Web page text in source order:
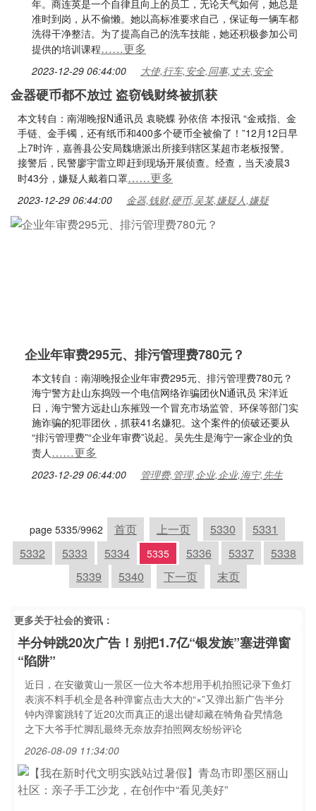
年。商连英是一个自律且向上的员工，无论天气如何，她总是
准时到岗，从不偷懒。她以高标准要求自己，保证每一辆车都
洗得干净整洁。为了提高自己的洗车技能，她还积极参加公司
提供的培训课程……更多
2023-12-29 06:44:00 大使,行车,安全,同事,丈夫,安全
金器硬币都不放过 盗窃钱财终被抓获
本文转自：南湖晚报N通讯员 袁晓蝶 孙依倍 本报讯 “金戒指、金
手链、金手镯，还有纸币和400多个硬币全被偷了！”12月12日早
上7时许，嘉善县公安局魏塘派出所接到辖区某超市老板报警。
接警后，民警廖宇雷立即赶到现场开展侦查。经查，当天凌晨3
时43分，嫌疑人戴着口罩……更多
2023-12-29 06:44:00 金器,钱财,硬币,吴某,嫌疑人,嫌疑
企业年审费295元、排污管理费780元？
本文转自：南湖晚报企业年审费295元、排污管理费780元？
海宁警方赴山东捣毁一个电信网络诈骗团伙N通讯员 宋洋近
日，海宁警方远赴山东摧毁一个冒充市场监管、环保等部门实
施诈骗的犯罪团伙，抓获41名嫌犯。这个案件的侦破还要从
“排污管理费”“企业年审费”说起。吴先生是海宁一家企业的负
责人……更多
2023-12-29 06:44:00 管理费,管理,企业,企业,海宁,先生
page 5335/9962 首页 上一页 5330
5331
5332
5333 5334 5335 5336 5337
5338
5339
5340 下一页 末页
更多关于社会的资讯：
半分钟跳20次广告！别把1.7亿“银发族”塞进弹窗
“陷阱”
近日，在安徽黄山一景区一位大爷本想用手机拍照记录下鱼灯
表演不料手机全是各种弹窗点击大大的“×”又弹出新广告半分
钟内弹窗跳转了近20次而真正的退出键却藏在犄角旮旯情急
之下大爷手忙脚乱最终无奈放弃拍照网友纷纷评论
2026-08-09 11:34:00